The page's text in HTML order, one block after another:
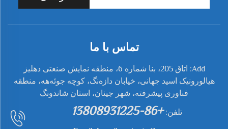
تماس با ما
Add: اتاق 205، بنا شماره 6، منطقه نمایش صنعتی دهلیز
هیالورونیک اسید جهانی، خیابان دازه‌نگ، کوچه جوئه‌هه، منطقه
فناوری پیشرفته، شهر جینان، استان شاندونگ
تلفن: +86-13808931225